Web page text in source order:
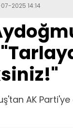
2025 14:14
AK